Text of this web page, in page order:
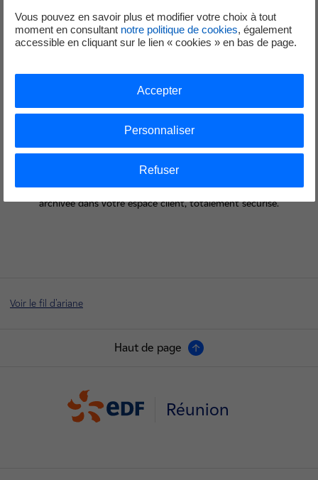
Pratique
Plus besoin de les chercher, plus de risque de les égarer, vos e-
après leur édition.
3
La e-facture a légalement valeur de facture d'origine. Elle est
archivée dans votre espace client, totalement sécurisé.
Voir le fil d'ariane
Haut de page
Réunion
Vous pouvez en savoir plus et modifier votre choix à tout
moment en consultant notre politique de cookies, également
accessible en cliquant sur le lien « cookies » en bas de page.
Refuser
Personnaliser
Accepter